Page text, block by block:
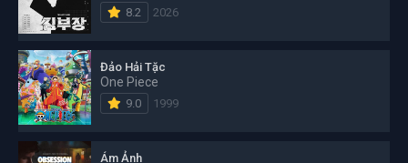
8.2 2026
Đảo Hải Tặc
One Piece
9.0 1999
Ám Ảnh